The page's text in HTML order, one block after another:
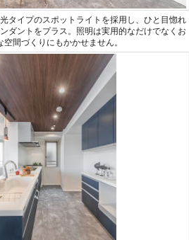
タイプのスポットライトを採用し、ひと目惚れ
ダントをプラス。照明は実用的なだけでなくお
空間づくりにもかかせません。